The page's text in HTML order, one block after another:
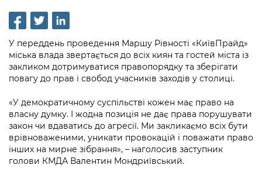
Проєкти розпоряджень, що
перебувають на погодженні КМВА
Рішення Київради
Графік роботи та прийому громадян
Вакансії
Статистика
Освіта та навчальні заклади
Навколишнє середовище міста
Містобудування та земельні ділянки
Культура, спорт, дозвілля
Бізнес та ліцензування
Фінанси та бюджет
Громадська експертиза
Консультації з громадськістю
Громадська рада
Петиції
Відкритий бюджет
Контактний центр
Інформація з обмеженим доступом
Подати запит онлайн
Проекти нормативно-правових та
Нормативна база
Питання і відповіді про публічну
інформацію
Медіагалерея
Підписатися на новини та анонси від
КМДА / Subscribe to announcements
from the KCSA
Accreditation process
Подати журналістський запит /
Submitting a media request
Зйомки в лікарнях в умовах воєнного
Портал Послуг
У переддень проведення Маршу Рівності «КиївПрайд»
міська влада звертається до всіх киян та гостей міста із
закликом дотримуватися правопорядку та зберігати
повагу до прав і свобод учасників заходів у столиці.
«У демократичному суспільстві кожен має право на
власну думку. І жодна позиція не дає права порушувати
закон чи вдаватись до агресії. Ми закликаємо всіх бути
врівноваженими, уникати провокацій і поважати право
інших на мирне зібрання», – наголосив заступник
голови КМДА Валентин Мондриївський.